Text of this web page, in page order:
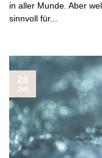
in aller Munde. Aber
sinnvoll für...
28
Juli